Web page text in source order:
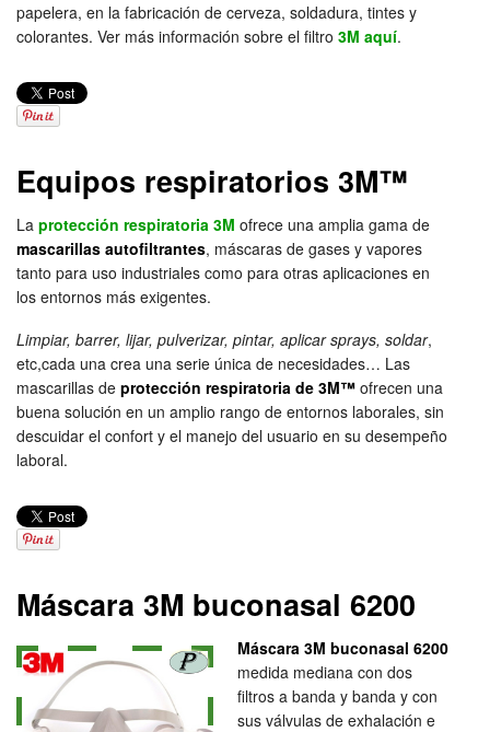
papelera, en la fabricación de cerveza, soldadura, tintes y
colorantes. Ver más información sobre el filtro 3M aquí.
Equipos respiratorios 3M™
La protección respiratoria 3M ofrece una amplia gama de
mascarillas autofiltrantes, máscaras de gases y vapores
tanto para uso industriales como para otras aplicaciones en
los entornos más exigentes.
Limpiar, barrer, lijar, pulverizar, pintar, aplicar sprays, soldar,
etc,cada una crea una serie única de necesidades… Las
mascarillas de protección respiratoria de 3M™ ofrecen una
buena solución en un amplio rango de entornos laborales, sin
descuidar el confort y el manejo del usuario en su desempeño
laboral.
Máscara 3M buconasal 6200
Máscara 3M buconasal 6200
medida mediana con dos
filtros a banda y banda y con
sus válvulas de exhalación e